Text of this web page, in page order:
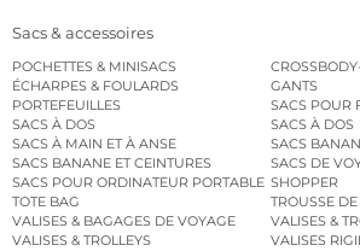
Sacs & accessoires
POCHETTES & MINISACS
ÉCHARPES & FOULARDS
GANTS
PORTEFEUILLES
SACS POUR
SACS À DOS
SACS À DOS
SACS À MAIN ET À ANSE
SACS
SACS BANANE ET CEINTURES
SACS DE
SACS POUR ORDINATEUR PORTABLE SHOPPER
TOTE BAG
TROUSSE DE
VALISES & BAGAGES DE VOYAGE
VALISES &
VALISES & TROLLEYS
VALISES